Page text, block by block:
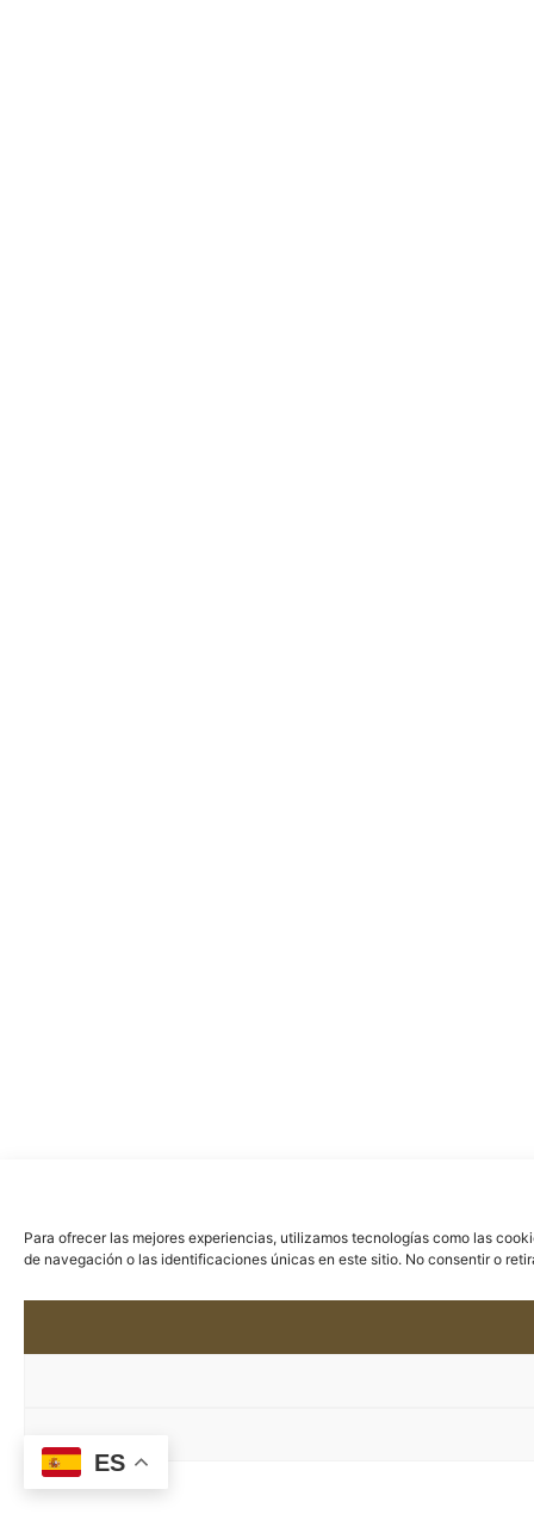
Para ofrecer las mejores experiencias, utilizamos tecnologías como las
de navegación o las identificaciones únicas en este sitio. No consentir o
ES